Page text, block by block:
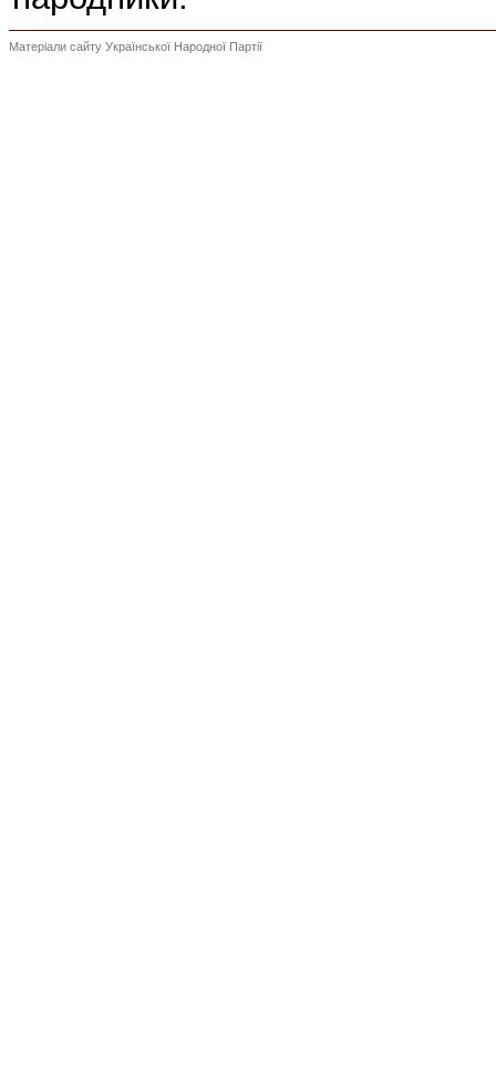
Матеріали сайту Української Народної Партії